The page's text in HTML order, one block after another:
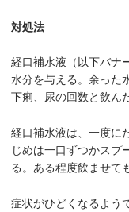
対処法
経口補水液（以下バナ
水分を与える。余った
下痢、尿の回数と飲ん
経口補水液は、一度に
じめは一口ずつかスプ
る。ある程度飲ませて
症状がひどくなるよう